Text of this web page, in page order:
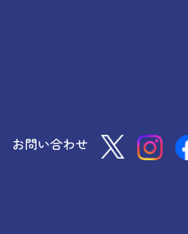
お問い合わせ